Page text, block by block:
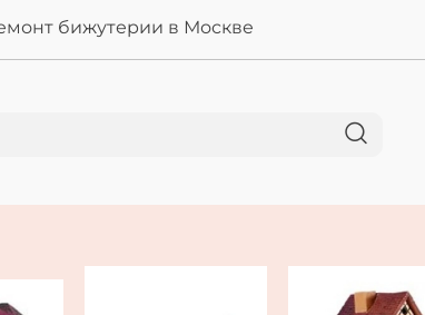
бижутерии в Москве